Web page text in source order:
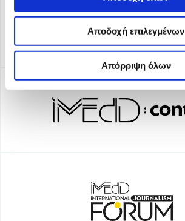
Αποδοχή επιλεγμένων
Απόρριψη όλων